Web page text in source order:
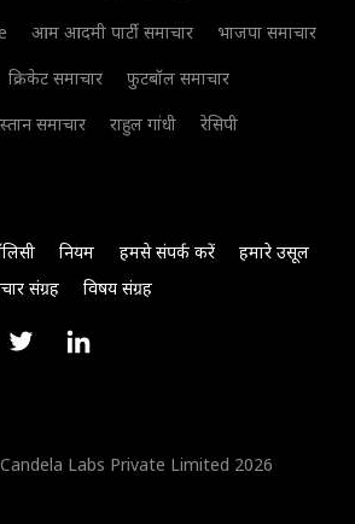
आम आदमी पार्टी समाचार
भाजपा समाचार
क्रिकेट समाचार
फुटबॉल समाचार
समाचार राहुल गांधी
रेसिपी
नियम हमसे संपर्क करें
हमारे उसूल
संग्रह विषय संग्रह
Labs Private Limited 2026